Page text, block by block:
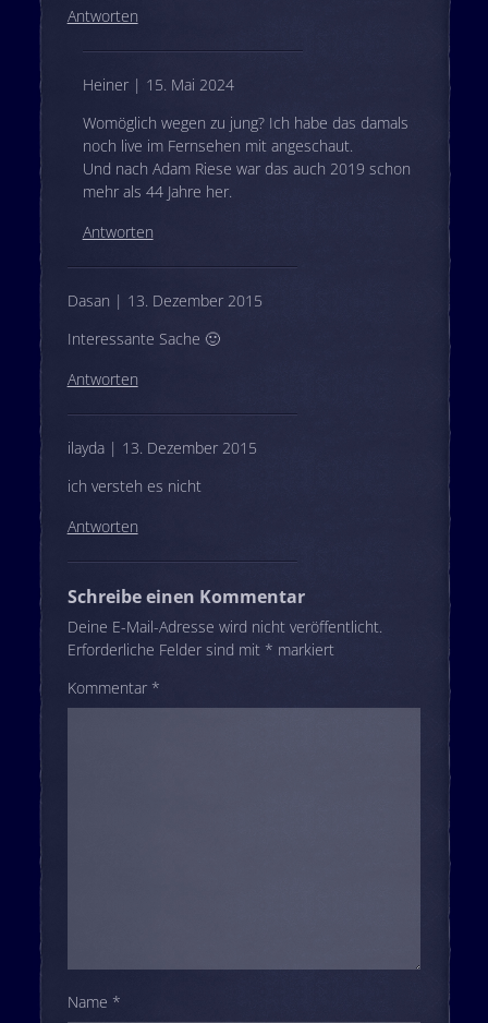
Antworten
Heiner | 15. Mai 2024
Womöglich wegen zu jung? Ich habe das damals
noch live im Fernsehen mit angeschaut.
Und nach Adam Riese war das auch 2019 schon
mehr als 44 Jahre her.
Antworten
Dasan | 13. Dezember 2015
Interessante Sache 🙂
Antworten
ilayda | 13. Dezember 2015
ich versteh es nicht
Antworten
Schreibe einen Kommentar
Deine E-Mail-Adresse wird nicht veröffentlicht.
Erforderliche Felder sind mit * markiert
Kommentar *
Name *